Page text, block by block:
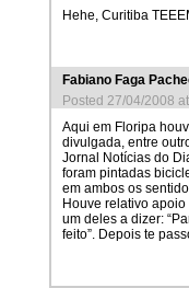
Hehe, Curitiba
Fabiano Faga
Posted 27/04/2008
Aqui em Floripa
divulgada, entre
Jornal Notícias do
foram pintadas
em ambos os
Houve relativo
um deles a dizer:
feito”. Depois te